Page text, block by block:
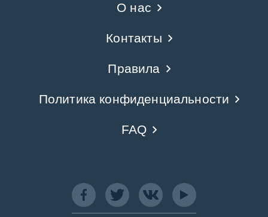
О нас
Контакты
Правила
Политика конфиденциальности
FAQ